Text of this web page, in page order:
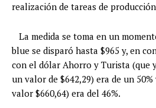
realización de tareas de
La medida se toma en un
blue se disparó hasta $965 y, en
con el dólar Ahorro y Turista (que
un valor de $642,29) era de un
valor $660,64) era del 46%.